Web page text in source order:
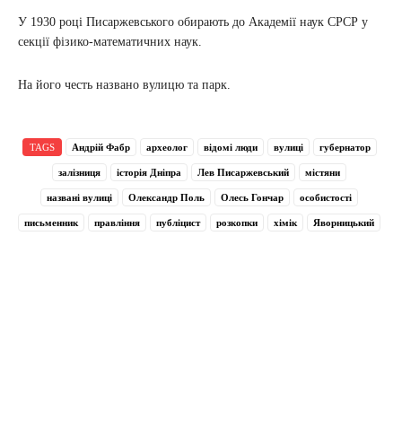
У 1930 році Писаржевського обирають до Академії наук СРСР у
секції фізико-математичних наук.
На його честь названо вулицю та парк.
TAGS Андрій Фабр археолог відомі люди вулиці губернатор
залізниця історія Дніпра Лев Писаржевський містяни
названі вулиці Олександр Поль Олесь Гончар особистості
письменник правління публіцист розкопки хімік Яворницький